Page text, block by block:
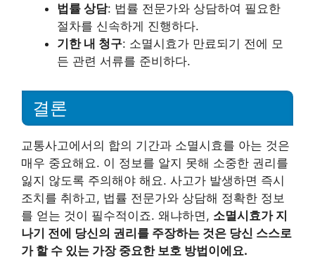
법률 상담: 법률 전문가와 상담하여 필요한
절차를 신속하게 진행하다.
기한 내 청구: 소멸시효가 만료되기 전에 모
든 관련 서류를 준비하다.
결론
교통사고에서의 합의 기간과 소멸시효를 아는 것은
매우 중요해요. 이 정보를 알지 못해 소중한 권리를
잃지 않도록 주의해야 해요. 사고가 발생하면 즉시
조치를 취하고, 법률 전문가와 상담해 정확한 정보
를 얻는 것이 필수적이죠. 왜냐하면, 소멸시효가 지
나기 전에 당신의 권리를 주장하는 것은 당신 스스로
가 할 수 있는 가장 중요한 보호 방법이에요.